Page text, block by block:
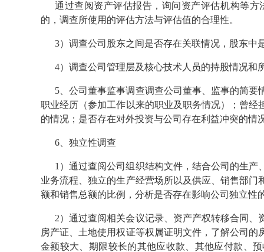
通过查阅资产评估报告，询问资产评估机构等
的，调查所使用的评估方法与评估值的合理性。
3）调查公司股东之间是否存在关联情况，股东
4）调查公司管理层及核心技术人员的持股情况和
5、公司董事监事调查调查公司董事、监事的简
职业经历（参加工作以来的职业及职务情况）；曾
的情况；是否存在对外投资与公司存在利益冲突的情
6、独立性调查
1）通过查阅公司组织结构文件，结合公司的生
业务流程、独立的生产经营场所以及供应、销售部
额和销售总额的比例，分析是否存在影响公司独立
2）通过查阅相关会议记录、资产产权转移合同
房产证、土地使用权证等权属证明文件，了解公司
金额较大、期限较长的其他应收款、其他应付款、